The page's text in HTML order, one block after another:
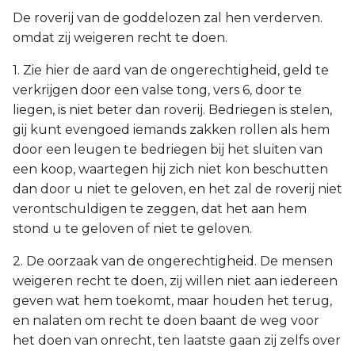
De roverij van de goddelozen zal hen verderven.
omdat zij weigeren recht te doen.
1. Zie hier de aard van de ongerechtigheid, geld te
verkrijgen door een valse tong, vers 6, door te
liegen, is niet beter dan roverij. Bedriegen is stelen,
gij kunt evengoed iemands zakken rollen als hem
door een leugen te bedriegen bij het sluiten van
een koop, waartegen hij zich niet kon beschutten
dan door u niet te geloven, en het zal de roverij niet
verontschuldigen te zeggen, dat het aan hem
stond u te geloven of niet te geloven.
2. De oorzaak van de ongerechtigheid. De mensen
weigeren recht te doen, zij willen niet aan iedereen
geven wat hem toekomt, maar houden het terug,
en nalaten om recht te doen baant de weg voor
het doen van onrecht, ten laatste gaan zij zelfs over